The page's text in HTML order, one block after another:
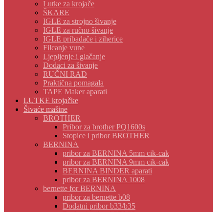
Lutke za krojače
ŠKARE
IGLE za strojno šivanje
IGLE za ručno šivanje
IGLE pribadače i ziherice
Filcanje vune
Ljepljenje i glačanje
Dodaci za šivanje
RUČNI RAD
Praktična pomagala
TAPE Maker aparati
LUTKE krojačke
Šivaće mašine
BROTHER
Pribor za brother PQ1600s
Stopice i pribor BROTHER
BERNINA
pribor za BERNINA 5mm cik-cak
pribor za BERNINA 9mm cik-cak
BERNINA BINDER aparati
pribor za BERNINA 1008
bernette for BERNINA
pribor za bernette b08
Dodatni pribor b33/b35